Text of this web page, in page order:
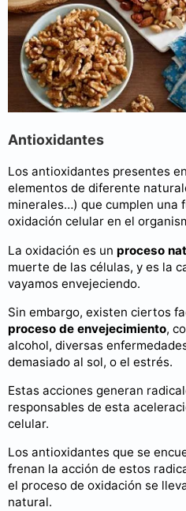
Antioxidantes
Los antioxidantes presentes
elementos de diferente
minerales…) que cumplen una
oxidación celular en el
La oxidación es un proceso
muerte de las células, y es la
vayamos envejeciendo.
Sin embargo, existen ciertos
proceso de envejecimiento,
alcohol, diversas
demasiado al sol, o el estrés.
Estas acciones generan
responsables de esta
celular.
Los antioxidantes que se
frenan la acción de estos
el proceso de oxidación se
natural.